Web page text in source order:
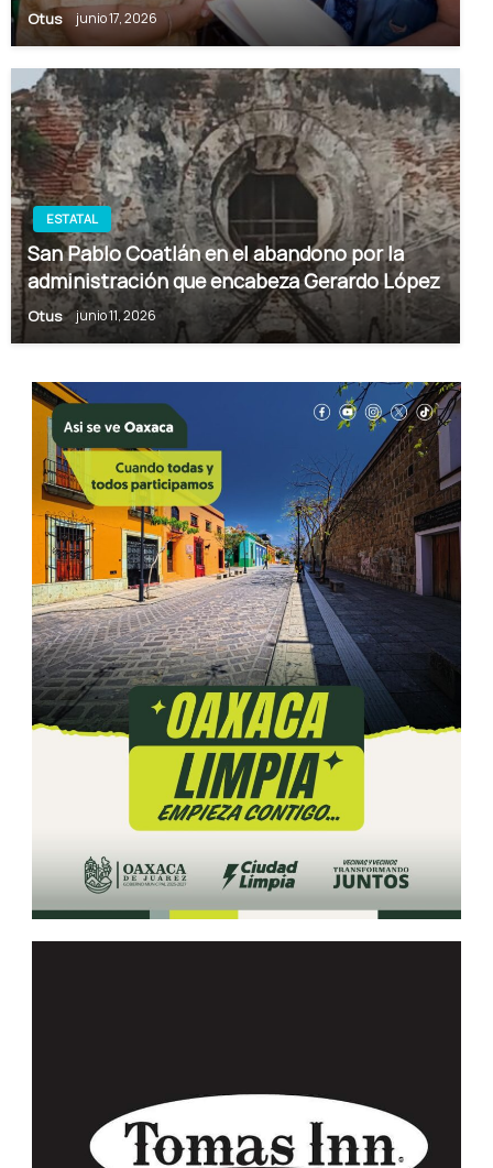
Otus junio 17, 2026
ESTATAL
San Pablo Coatlán en el abandono por la
administración que encabeza Gerardo López
Otus junio 11, 2026